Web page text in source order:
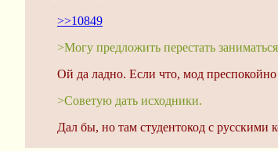
>>10849
>Могу предложить перестать
Ой да ладно. Если что, мод
>Советую дать исходники.
Дал бы, но там студентокод с русскими